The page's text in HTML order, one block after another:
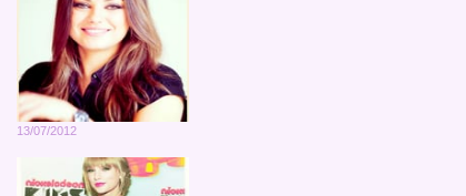
13/07/2012